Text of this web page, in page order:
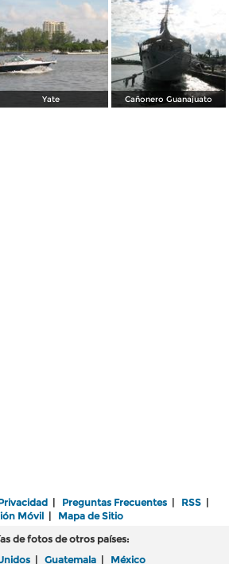
Yate Cañonero Guanajuato
| Preguntas Frecuentes | RSS |
Móvil| Mapa de Sitio
de fotos de otros países:
| Guatemala | México